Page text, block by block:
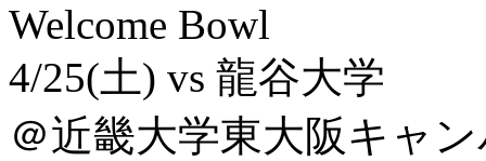
Welcome Bowl
4/25(土) vs 龍谷大学
＠近畿大学東大阪キャ